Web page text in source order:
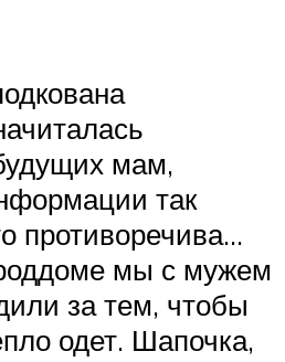
мам,
так
противоречива…
мы с мужем
за тем, чтобы
одет. Шапочка,